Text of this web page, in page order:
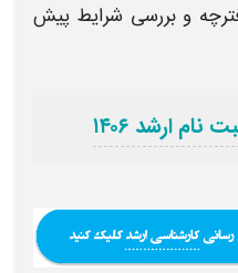
و بررسی شرایط پیش
ارشد ۱۴۰۶